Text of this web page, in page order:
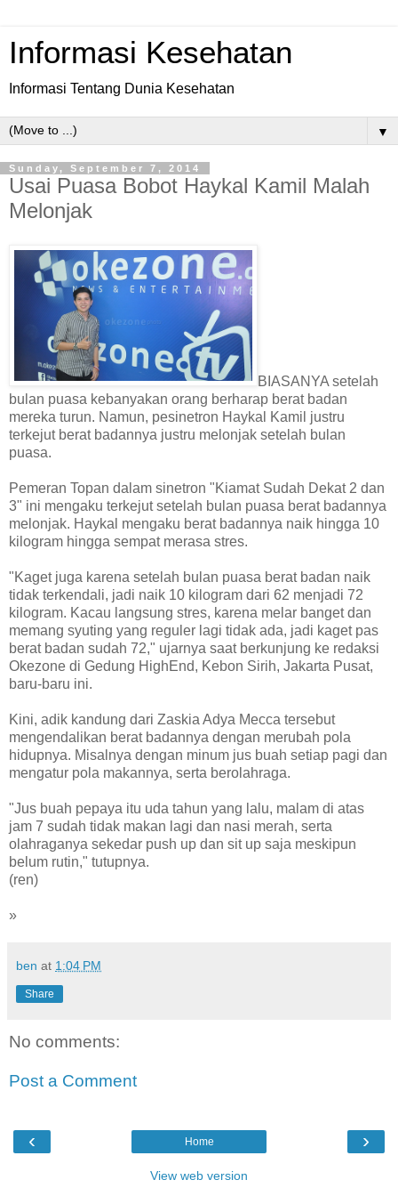
Informasi Kesehatan
Informasi Tentang Dunia Kesehatan
▼
Sunday, September 7, 2014
Usai Puasa Bobot Haykal Kamil Malah
Melonjak
BIASANYA setelah
bulan puasa kebanyakan orang berharap berat badan
mereka turun. Namun, pesinetron Haykal Kamil justru
terkejut berat badannya justru melonjak setelah bulan
puasa.
Pemeran Topan dalam sinetron "Kiamat Sudah Dekat 2 dan
3" ini mengaku terkejut setelah bulan puasa berat badannya
melonjak. Haykal mengaku berat badannya naik hingga 10
kilogram hingga sempat merasa stres.
"Kaget juga karena setelah bulan puasa berat badan naik
tidak terkendali, jadi naik 10 kilogram dari 62 menjadi 72
kilogram. Kacau langsung stres, karena melar banget dan
memang syuting yang reguler lagi tidak ada, jadi kaget pas
berat badan sudah 72," ujarnya saat berkunjung ke redaksi
Okezone di Gedung HighEnd, Kebon Sirih, Jakarta Pusat,
baru-baru ini.
Kini, adik kandung dari Zaskia Adya Mecca tersebut
mengendalikan berat badannya dengan merubah pola
hidupnya. Misalnya dengan minum jus buah setiap pagi dan
mengatur pola makannya, serta berolahraga.
"Jus buah pepaya itu uda tahun yang lalu, malam di atas
jam 7 sudah tidak makan lagi dan nasi merah, serta
olahraganya sekedar push up dan sit up saja meskipun
belum rutin," tutupnya.
(ren)
»
ben at 1:04 PM
Share
No comments:
Post a Comment
‹ ›
Home
View web version